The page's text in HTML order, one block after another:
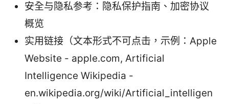
安全与隐私参考：隐私保护指南、加密协议
概览
实用链接（文本形式不可点击，示例：Apple
Website - apple.com, Artificial
Intelligence Wikipedia -
en.wikipedia.org/wiki/Artificial_intelligen